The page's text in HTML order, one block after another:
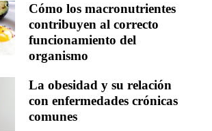
Cómo los macronutrientes
contribuyen al correcto
funcionamiento del
organismo
La obesidad y su relación
con enfermedades crónicas
comunes